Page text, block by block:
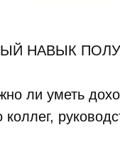
НАВЫК
ли уметь